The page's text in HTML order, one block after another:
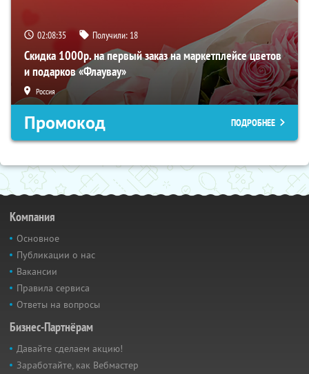
02:08:33 Получили: 18
Скидка 1000р. на первый заказ на маркетплейсе цветов
и подарков «Флаувау»
Россия
Промокод ПОДРОБНЕЕ
Компания
Основное
Публикации о нас
Вакансии
Правила сервиса
Ответы на вопросы
Бизнес-Партнёрам
Давайте сделаем акцию!
Заработайте, как Вебмастер